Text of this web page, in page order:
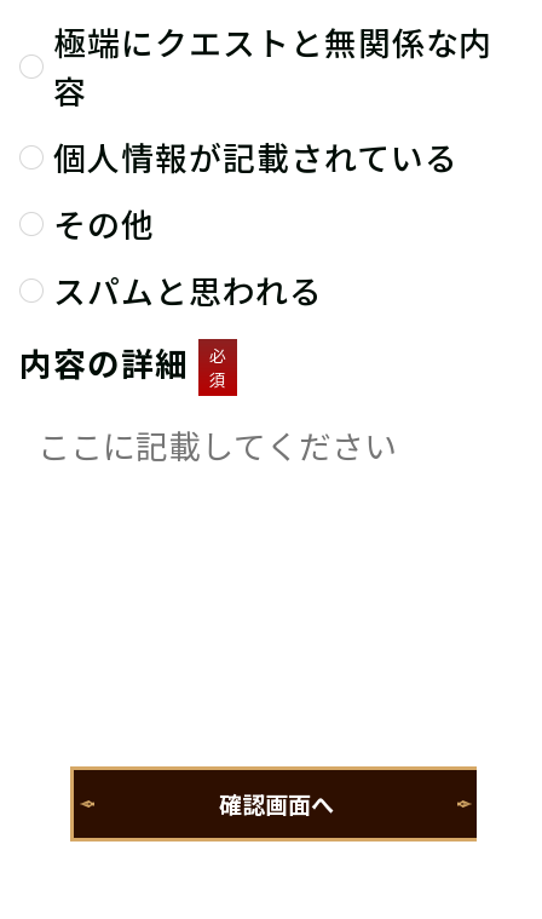
極端にクエストと無関係な内
容
個人情報が記載されている
その他
スパムと思われる
内容の詳細
必
須